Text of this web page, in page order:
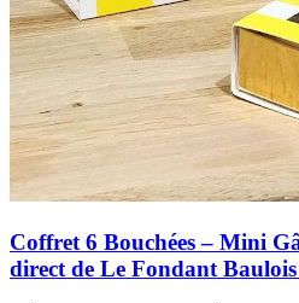
Coffret 6 Bouchées – Mini
direct de Le Fondant